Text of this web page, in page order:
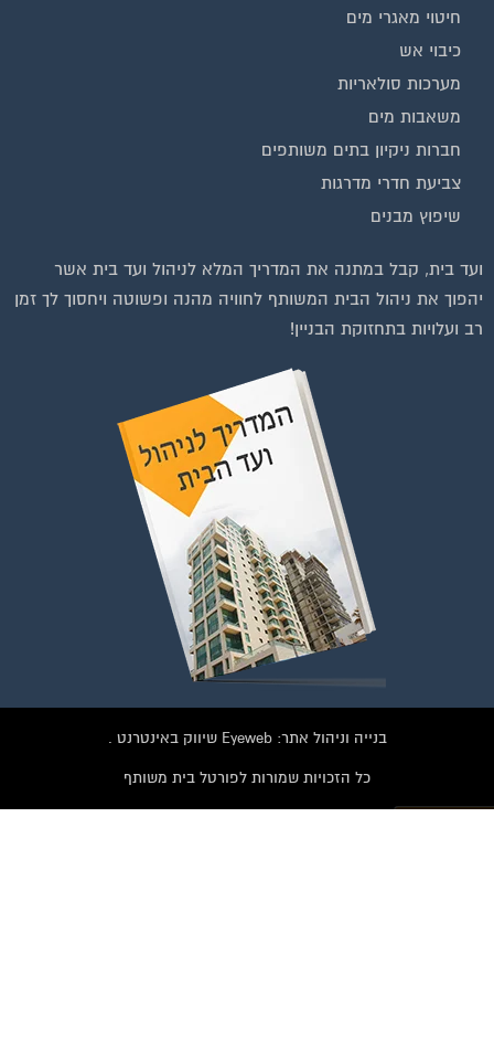
חיטוי מאגרי מים
כיבוי אש
מערכות סולאריות
משאבות מים
חברות ניקיון בתים משותפים
צביעת חדרי מדרגות
שיפוץ מבנים
ועד בית, קבל במתנה את המדריך המלא לניהול ועד בית אשר
יהפוך את ניהול הבית המשותף לחוויה מהנה ופשוטה ויחסוך לך זמן
רב ועלויות בתחזוקת הבניין!
בנייה וניהול אתר: Eyeweb שיווק באינטרנט .
כל הזכויות שמורות לפורטל בית משותף
להצטרפות לחצו על התמונה או על הכפתור ושלחו בקשת הצטרפות בדף
הקבוצה
לחץ למעבר לקבוצה